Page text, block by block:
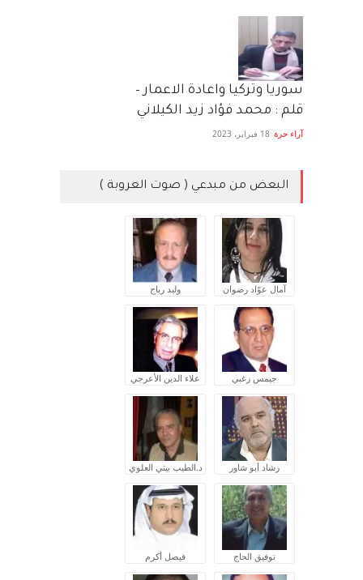
سوريا وتركيا واعادة الاعمار –
قلم : محمد فؤاد زيد الكيلاني
آراء حرة 18 فبراير، 2023
البعض من مبدعي ( صوت العروبة )
آمال عوّاد رضوان وليد رباح
جيمس زغبي علاء الدين الأعرجي
رشاد أبو شاور د.الطيب بيتي العلوي
توفيق الحاج فيصل أكرم